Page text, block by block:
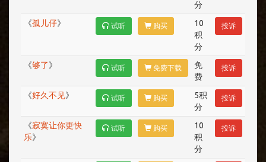
分
《孤儿仔》 试听 购买
10
积
分
投诉
《够了》 试听 免费下载
免
费
投诉
《好久不见》 试听 购买
5积
分
投诉
《寂寞让你更快
乐》
试听 购买
10
积
分
投诉